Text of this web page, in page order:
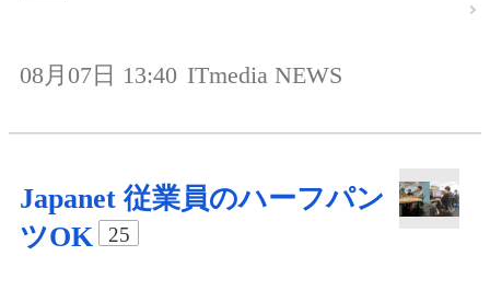
08月07日 13:40 ITmedia NEWS
Japanet 従業員のハーフパン
ツOK
25